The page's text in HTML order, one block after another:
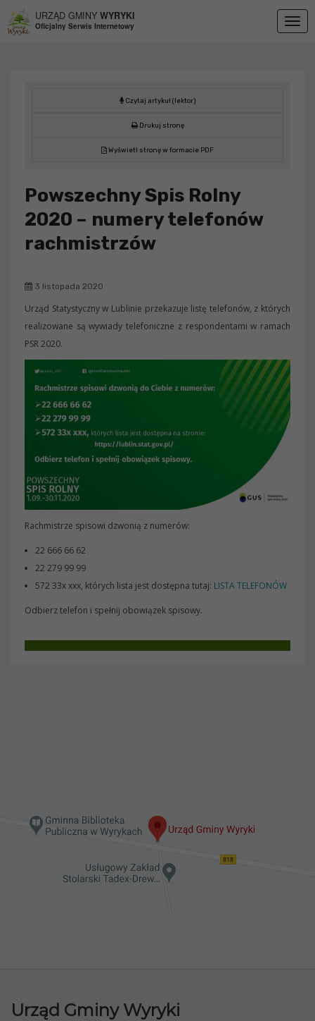
URZĄD GMINY WYRYKI
Oficjalny Serwis Internetowy
Czytaj artykuł (lektor)
Drukuj stronę
Wyświetl stronę w formacie PDF
Powszechny Spis Rolny
2020 – numery telefonów
rachmistrzów
3 listopada 2020
Urząd Statystyczny w Lublinie przekazuje listę telefonów, z których
realizowane są wywiady telefoniczne z respondentami w ramach
PSR 2020.
Rachmistrze spisowi dzwonią z numerów:
22 666 66 62
22 279 99 99
572 33x xxx, których lista jest dostępna tutaj: LISTA TELEFONÓW
Odbierz telefon i spełnij obowiązek spisowy.
Urząd Gminy Wyryki